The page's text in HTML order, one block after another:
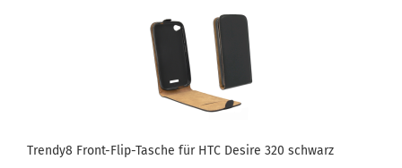
Trendy8 Front-​​Flip-​Tasche für HTC De­si­re 320 schwarz